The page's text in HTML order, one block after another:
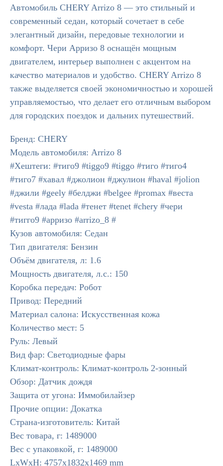
Автомобиль CHERY Arrizo 8 — это стильный и
современный седан, который сочетает в себе
элегантный дизайн, передовые технологии и
комфорт. Чери Арризо 8 оснащён мощным
двигателем, интерьер выполнен с акцентом на
качество материалов и удобство. CHERY Arrizo 8
также выделяется своей экономичностью и хорошей
управляемостью, что делает его отличным выбором
для городских поездок и дальних путешествий.
Бренд: CHERY
Модель автомобиля: Arrizo 8
#Хештеги: #тиго9 #tiggo9 #tiggo #тиго #тиго4
#тиго7 #хавал #джолион #джулион #haval #jolion
#джили #geely #белджи #belgee #promax #веста
#vesta #лада #lada #тенет #tenet #chery #чери
#тигго9 #арризо #arrizo_8 #
Кузов автомобиля: Седан
Тип двигателя: Бензин
Объём двигателя, л: 1.6
Мощность двигателя, л.с.: 150
Коробка передач: Робот
Привод: Передний
Материал салона: Искусственная кожа
Количество мест: 5
Руль: Левый
Вид фар: Светодиодные фары
Климат-контроль: Климат-контроль 2-зонный
Обзор: Датчик дождя
Защита от угона: Иммобилайзер
Прочие опции: Докатка
Страна-изготовитель: Китай
Вес товара, г: 1489000
Вес с упаковкой, г: 1489000
LxWxH: 4757x1832x1469 mm